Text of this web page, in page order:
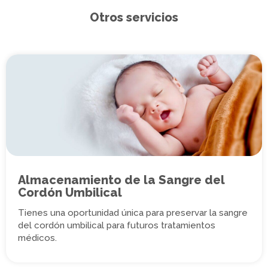
Otros servicios
Almacenamiento de la Sangre del
Cordón Umbilical
Tienes una oportunidad única para preservar la sangre
del cordón umbilical para futuros tratamientos
médicos.